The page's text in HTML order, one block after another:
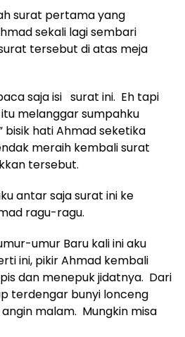
surat pertama yang
sekali lagi sembari
tersebut di atas meja
saja isi surat ini. Eh tapi
melanggar sumpahku
bisik hati Ahmad seketika
meraih kembali surat
tersebut.
antar saja surat ini ke
ragu-ragu.
umur Baru kali ini aku
ini, pikir Ahmad kembali
dan menepuk jidatnya. Dari
terdengar bunyi lonceng
malam. Mungkin misa